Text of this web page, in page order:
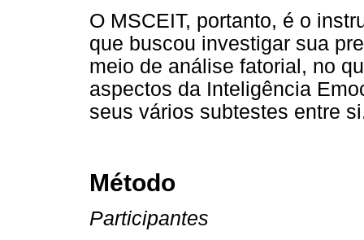
O MSCEIT, portanto, é o
que buscou investigar sua
meio de análise fatorial, no
aspectos da Inteligência
seus vários subtestes entre
Método
Participantes